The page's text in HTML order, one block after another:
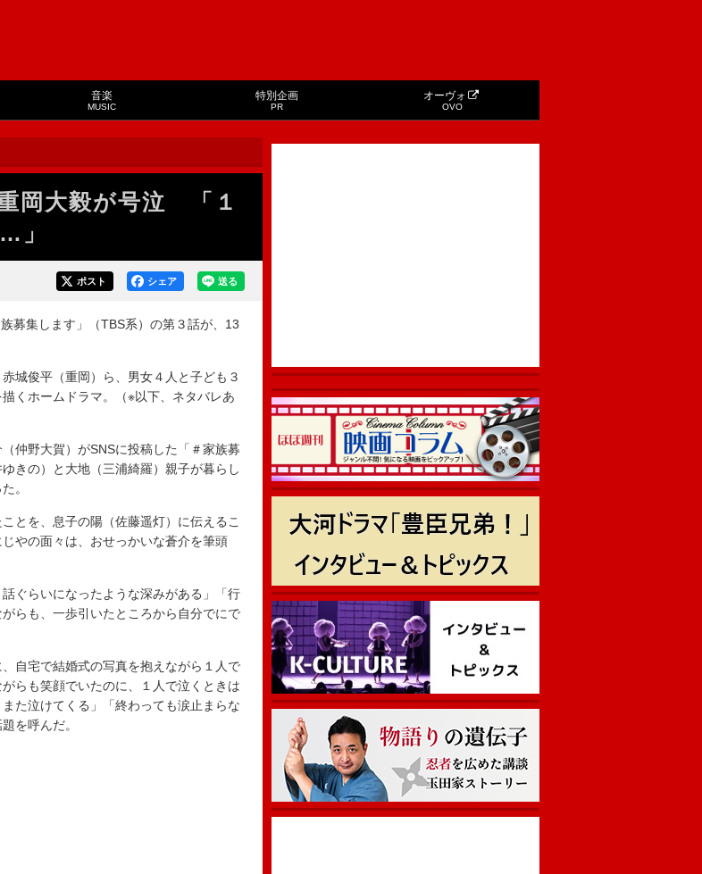
音楽
MUSIC
特別企画
PR
オーヴォ
OVO
岡大毅が号泣 「１
」
送る
シェア
ポスト
募集します」（TBS系）の第３話が、13
城俊平（重岡）ら、男女４人と子ども３
くホームドラマ。（※以下、ネタバレあ
仲野大賀）がSNSに投稿した「＃家族募
きの）と大地（三浦綺羅）親子が暮らし
。
とを、息子の陽（佐藤遥灯）に伝えるこ
やの面々は、おせっかいな蒼介を筆頭
ぐらいになったような深みがある」「行
らも、一歩引いたところから自分でにで
自宅で結婚式の写真を抱えながら１人で
らも笑顔でいたのに、１人で泣くときは
た泣けてくる」「終わっても涙止まらな
を呼んだ。